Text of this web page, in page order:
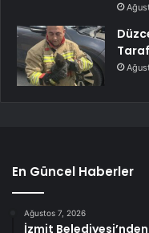
En Güncel Haberler
Ağustos 7, 2026
İzmit